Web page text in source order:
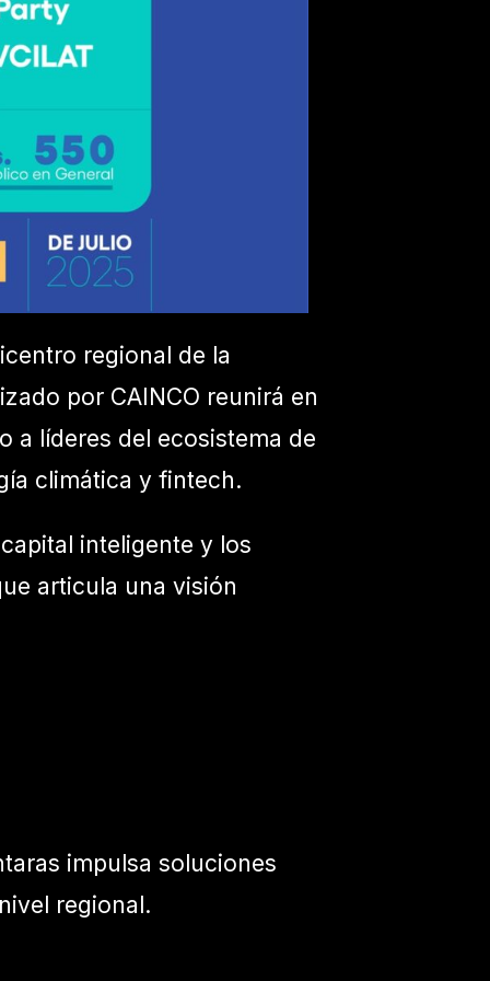
regional de la
por CAINCO reunirá en
a líderes del ecosistema de
climática y fintech.
inteligente y los
articula una visión
impulsa soluciones
regional.